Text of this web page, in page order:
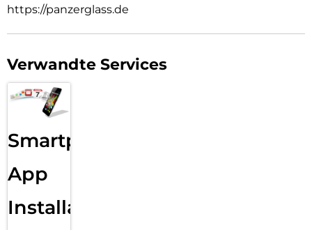
https://panzerglass.de
Verwandte Services
Smartphone
App
Installation